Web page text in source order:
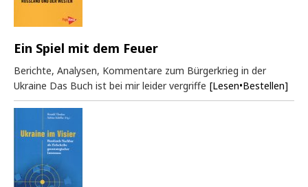
Ein Spiel mit dem Feuer
Berichte, Analysen, Kommentare zum Bürgerkrieg in der
Ukraine Das Buch ist bei mir leider vergriffe [Lesen•Bestellen]